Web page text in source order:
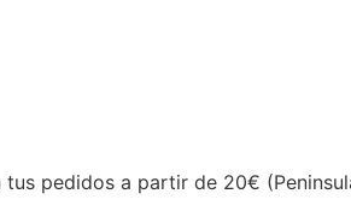
tus pedidos a partir de 20€